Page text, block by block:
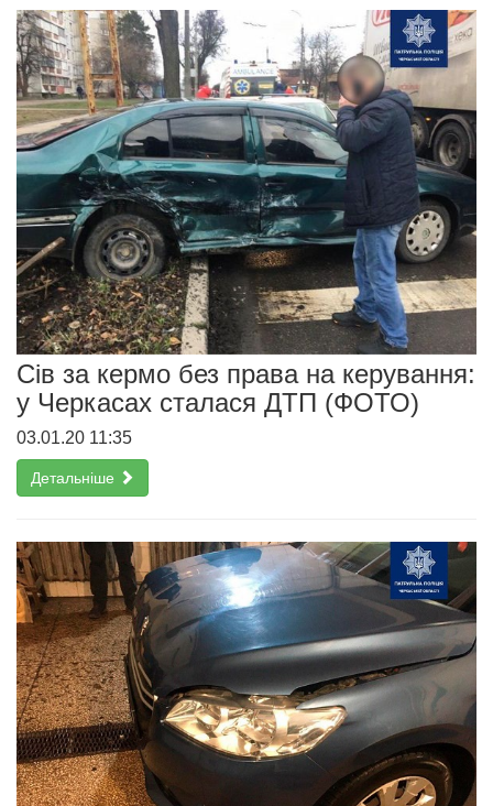
Сів за кермо без права на керування:
у Черкасах сталася ДТП (ФОТО)
03.01.20 11:35
Детальніше